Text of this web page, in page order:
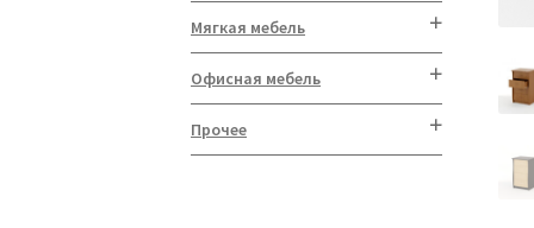
Мягкая мебель
Офисная мебель
Прочее